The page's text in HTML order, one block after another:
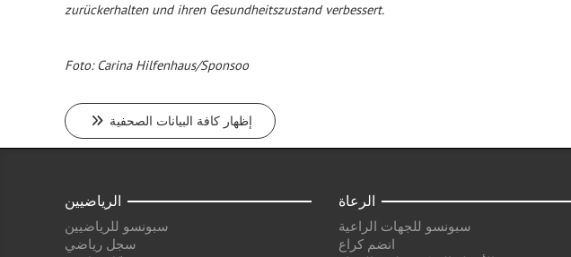
zurückerhalten und ihren Gesundheitszustand verbessert.
Foto: Carina Hilfenhaus/Sponsoo
إظهار كافة البيانات الصحفية
الرياضيين
سبونسو للرياضيين
سجل رياضي
الرعاة
سبونسو للجهات الراعية
انضم كراع